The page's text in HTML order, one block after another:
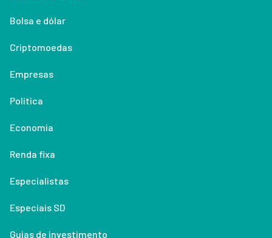
Bolsa e dólar
Criptomoedas
Empresas
Política
Economia
Renda fixa
Especialistas
Especiais SD
Guias de investimento